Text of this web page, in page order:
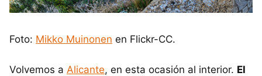
Foto: Mikko Muinonen en Flickr-CC.
Volvemos a Alicante, en esta ocasión al interior. El